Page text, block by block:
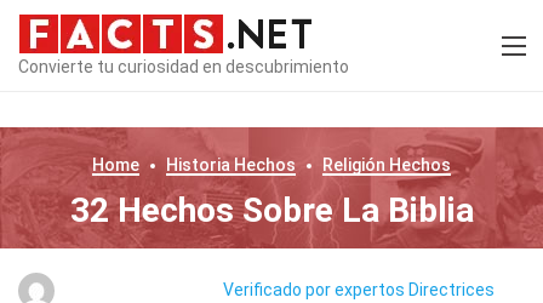
Convierte tu curiosidad en descubrimiento
Home Historia Hechos Religión Hechos
32 Hechos Sobre La Biblia
Verificado por expertos Directrices